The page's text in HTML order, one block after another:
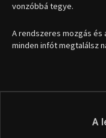
vonzóbbá tegye.
A rendszeres mozgás
minden infót megtalálsz
A